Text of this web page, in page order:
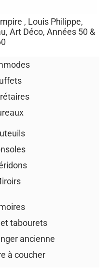
, Louis Philippe,
Art Déco, Années 50 &
tabourets
ancienne
à coucher